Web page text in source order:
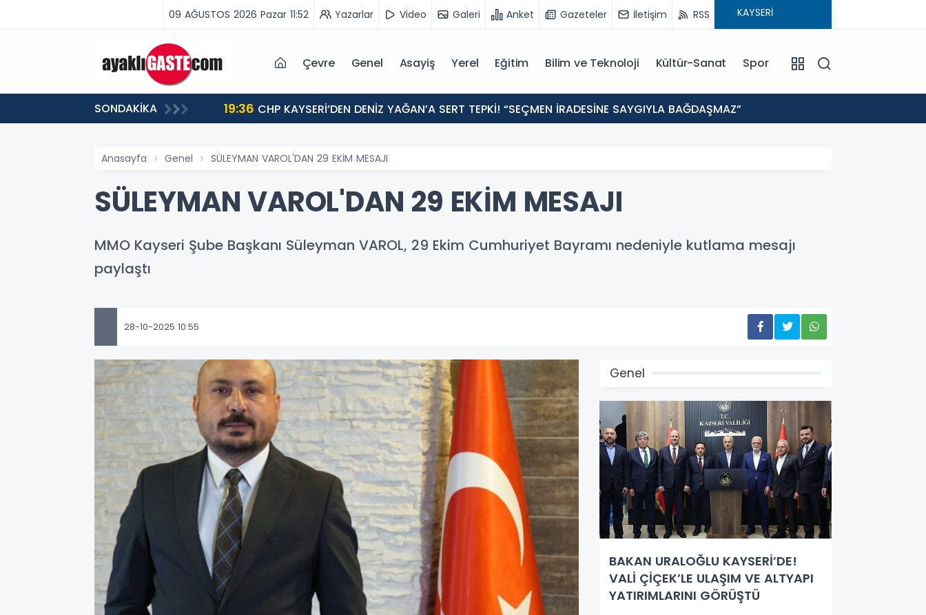
09 AĞUSTOS 2026 Pazar 11:52 Yazarlar Video Galeri Anket Gazeteler İletişim RSS
Çevre Genel Asayiş Yerel Eğitim Bilim ve Teknoloji Kültür-Sanat Spor
SONDAKİKA 19:36 CHP KAYSERİ’DEN DENİZ YAĞAN’A SERT TEPKİ! “SEÇMEN İRADESİNE SAYGIYLA BAĞDAŞMAZ”
Anasayfa Genel SÜLEYMAN VAROL'DAN 29 EKİM MESAJI
SÜLEYMAN VAROL'DAN 29 EKİM MESAJI
MMO Kayseri Şube Başkanı Süleyman VAROL, 29 Ekim Cumhuriyet Bayramı nedeniyle kutlama mesajı
paylaştı
28-10-2025 10:55
Genel
BAKAN URALOĞLU KAYSERİ’DE!
VALİ ÇİÇEK’LE ULAŞIM VE ALTYAPI
YATIRIMLARINI GÖRÜŞTÜ